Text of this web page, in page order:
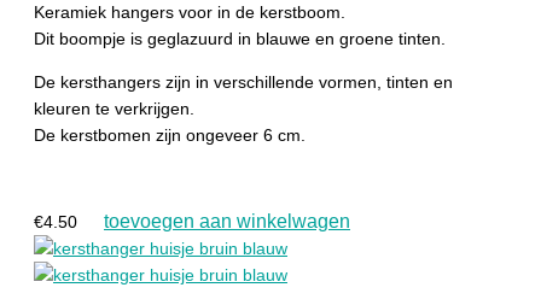
Keramiek hangers voor in de kerstboom.
Dit boompje is geglazuurd in blauwe en groene tinten.
De kersthangers zijn in verschillende vormen, tinten en
kleuren te verkrijgen.
De kerstbomen zijn ongeveer 6 cm.
€4.50 toevoegen aan winkelwagen